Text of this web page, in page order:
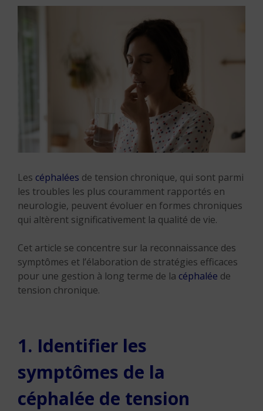
Les céphalées de tension chronique, qui sont parmi
les troubles les plus couramment rapportés en
neurologie, peuvent évoluer en formes chroniques
qui altèrent significativement la qualité de vie.
Cet article se concentre sur la reconnaissance des
symptômes et l’élaboration de stratégies efficaces
pour une gestion à long terme de la céphalée de
tension chronique.
1. Identifier les
symptômes de la
céphalée de tension